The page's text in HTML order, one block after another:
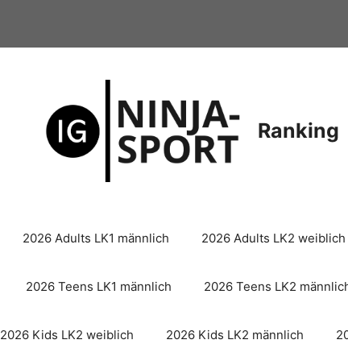
Ranking
2026 Adults LK1 männlich 2026 Adults LK2 weiblich
2026 Teens LK1 männlich 2026 Teens LK2
2026 Kids LK2 weiblich 2026 Kids LK2 männlich